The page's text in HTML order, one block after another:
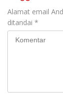
Alamat email
ditandai *